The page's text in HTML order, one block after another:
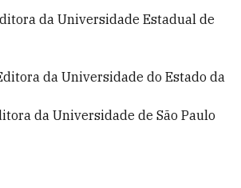
da Universidade Estadual de
da Universidade do Estado da
da Universidade de São Paulo